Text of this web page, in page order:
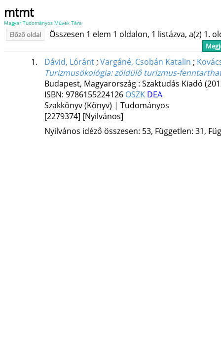
mtmt
Magyar Tudományos Művek Tára
Előző oldal Összesen 1 elem 1 oldalon, 1 listázva, a(z) 1.
1. Dávid, Lóránt; Vargáné, Csobán Katalin ;
Turizmusökológia: zöldülő turizmus-
Budapest, Magyarország : Szaktudás Kiadó
ISBN: 9786155224126 OSZK DEA
Szakkönyv (Könyv) | Tudományos
[2279374] [Nyilvános]
Nyilvános idéző összesen: 53, Független: 31,